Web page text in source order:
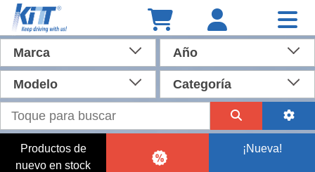
Marca Año
Modelo Categoría
Productos de
nuevo en stock
¡Nueva!